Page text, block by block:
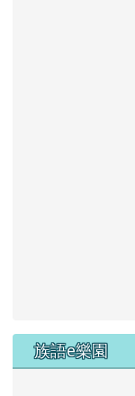
族語e樂園